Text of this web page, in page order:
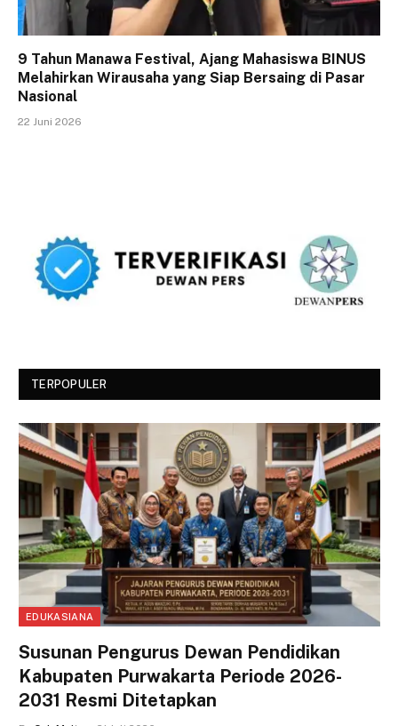
9 Tahun Manawa Festival, Ajang Mahasiswa BINUS
Melahirkan Wirausaha yang Siap Bersaing di Pasar
Nasional
22 Juni 2026
TERPOPULER
EDUKASIANA
Susunan Pengurus Dewan Pendidikan
Kabupaten Purwakarta Periode 2026-
2031 Resmi Ditetapkan